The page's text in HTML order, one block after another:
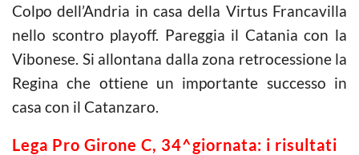
Colpo dell’Andria in casa della Virtus Francavilla
nello scontro playoff. Pareggia il Catania con la
Vibonese. Si allontana dalla zona retrocessione la
Regina che ottiene un importante successo in
casa con il Catanzaro.
Lega Pro Girone C, 34^giornata: i risultati